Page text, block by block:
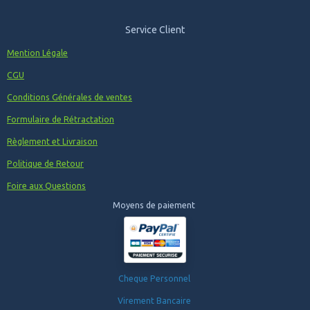
Service Client
Mention Légale
CGU
Conditions Générales de ventes
Formulaire de Rétractation
Règlement et Livraison
Politique de Retour
Foire aux Questions
Moyens de paiement
Cheque Personnel
Virement Bancaire